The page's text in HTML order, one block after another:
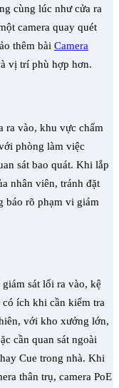
cùng lúc như cửa ra
camera quay quét
thêm bài Camera
vị trí phù hợp hơn.
ra vào, khu vực chấm
phòng làm việc
sát bao quát. Khi lắp
nhân viên, tránh đặt
báo rõ phạm vi giám
sát lối ra vào, kệ
ích khi cần kiểm tra
với kho xưởng lớn,
cần quan sát ngoài
Cue trong nhà. Khi
thân trụ, camera PoE